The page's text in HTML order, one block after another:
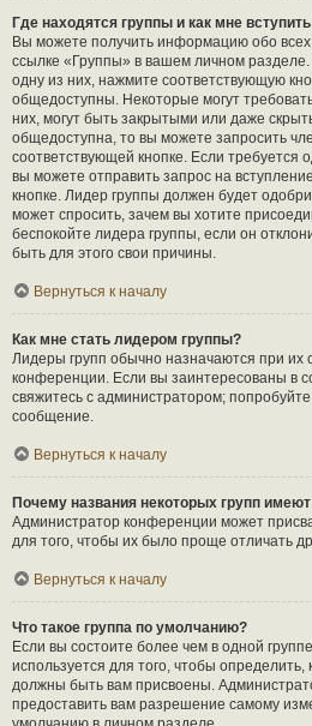
Где находятся группы и как мне
Вы можете получить информацию обо
ссылке «Группы» в вашем личном разделе.
одну из них, нажмите соответствующую
общедоступны. Некоторые могут
них, могут быть закрытыми или даже
общедоступна, то вы можете запросить
соответствующей кнопке. Если требуется
вы можете отправить запрос на
кнопке. Лидер группы должен будет
может спросить, зачем вы хотите
беспокойте лидера группы, если он
быть для этого свои причины.
Вернуться к началу
Как мне стать лидером группы?
Лидеры групп обычно назначаются при их
конференции. Если вы заинтересованы в
свяжитесь с администратором;
сообщение.
Вернуться к началу
Почему названия некоторых групп
Администратор конференции может
для того, чтобы их было проще отличать
Вернуться к началу
Что такое группа по умолчанию?
Если вы состоите более чем в одной
используется для того, чтобы определить,
должны быть вам присвоены.
предоставить вам разрешение самому